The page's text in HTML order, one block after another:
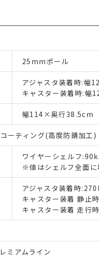
25mmポール
アジャスタ装着時:
キャスター装着時:
幅114×奥行38.5cm
ーティング(高度防錆加工)
ワイヤーシェルフ
※値はシェルフ全面に
アジャスタ装着時
キャスター装着 静止
キャスター装着 走行
ミアムライン